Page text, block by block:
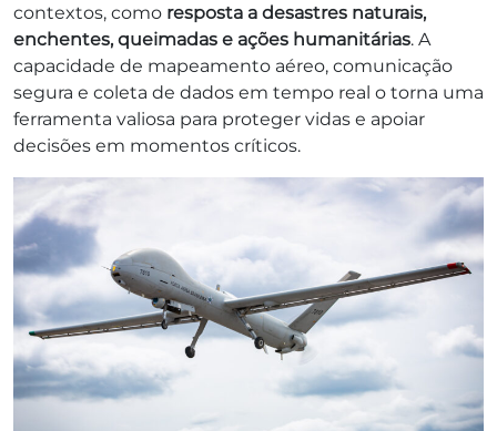
contextos, como resposta a desastres naturais,
enchentes, queimadas e ações humanitárias. A
capacidade de mapeamento aéreo, comunicação
segura e coleta de dados em tempo real o torna uma
ferramenta valiosa para proteger vidas e apoiar
decisões em momentos críticos.